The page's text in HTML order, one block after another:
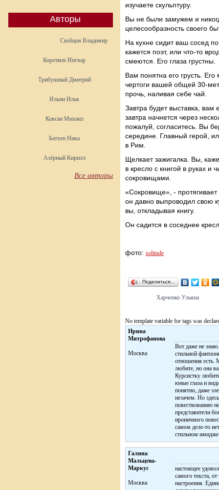
Авторы
Скобцов Владимир
Коротков Ингвар
Трибушный Дмитрий
Ильин Илья
Ковсан Михаил
Батхен Ника
Азёрный Кирилл
Все авторы
изучаете скульптуру.
Вы не были замужем и
целесообразность своего
На кухне сидит ваш сосед
кажется поэт, или что-то
смеются. Его глаза грустны.
Вам понятна его грусть.
чертоги вашей общей 30-
прочь, наливая себе чай.
Завтра будет выставка,
завтра начнется через
пожалуй, согласитесь. Вы
середине. Главный герой,
в Рим.
Щелкает зажигалка. Вы,
в кресло с книгой в руках и
сокровищами.
«Сокровище», - протягивает
он давно выпроводил свою
вы, откладывая книгу.
Он садится в соседнее
фото: solitude
Поделиться…
Харченко Ульяна
No template variable for tags was
Ирина
Митрофанова
Москва
Вот даже не
стильной
отношения есть.
любите, но она
Курсистку
юные глаза и
понятно, даже
незачем. Но
повествованию
представители
ироничного
самом деле-то
стильном имидже
Галина
Мальцева-
Маркус
Москва
настоящее
самого текста,
настроения.